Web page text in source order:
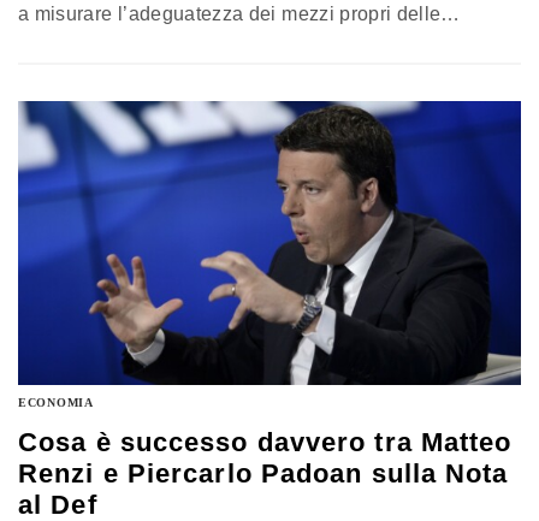
a misurare l’adeguatezza dei mezzi propri delle
come la vendita di attività patrimoniali – valevano
purché perfezionate entro il 31 dicembre 2015.…
ECONOMIA
Cosa è successo davvero tra Matteo
Renzi e Piercarlo Padoan sulla Nota
al Def